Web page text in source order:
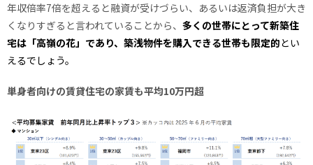
年収倍率7倍を超えると融資が受けづらい、あるいは返済負担が大き
くなりすぎると言われていることから、 多くの世帯にとって新築住
宅は「高嶺の花」であり、築浅物件を購入できる世帯も限定的とい
えるでしょう。
単身者向けの賃貸住宅の家賃も平均10万円超